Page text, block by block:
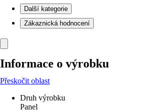
Další kategorie
Zákaznická hodnocení
Informace o výrobku
Přeskočit oblast
Druh výrobku
Panel